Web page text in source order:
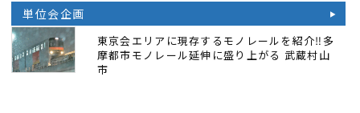
単位会企画
東京会エリアに現存するモノレールを紹介‼多
摩都市モノレール延伸に盛り上がる 武蔵村山
市